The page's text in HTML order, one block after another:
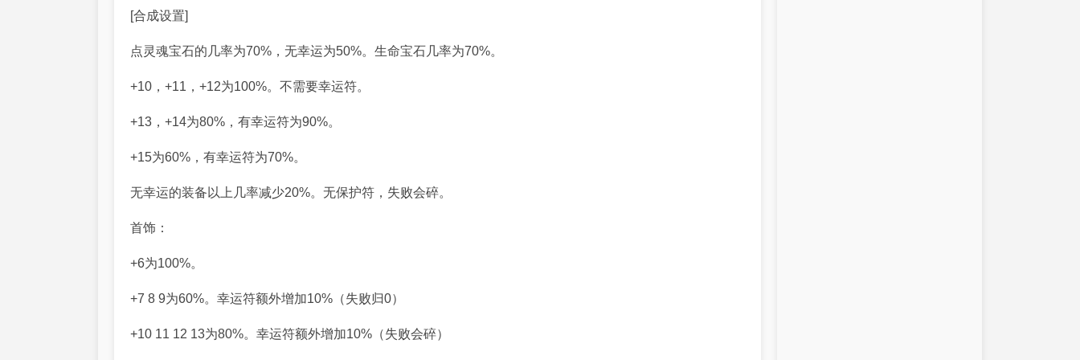
[合成设置]
点灵魂宝石的几率为70%，无幸运为50%。生命宝石几率为70%。
+10，+11，+12为100%。不需要幸运符。
+13，+14为80%，有幸运符为90%。
+15为60%，有幸运符为70%。
无幸运的装备以上几率减少20%。无保护符，失败会碎。
首饰：
+6为100%。
+7 8 9为60%。幸运符额外增加10%（失败归0）
+10 11 12 13为80%。幸运符额外增加10%（失败会碎）